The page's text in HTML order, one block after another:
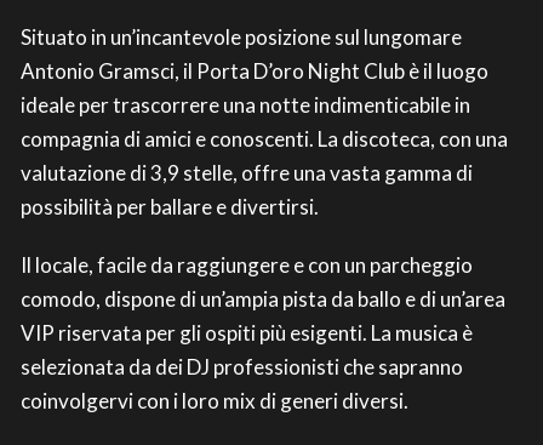
Situato in un’incantevole posizione sul lungomare
Antonio Gramsci, il Porta D’oro Night Club è il luogo
ideale per trascorrere una notte indimenticabile in
compagnia di amici e conoscenti. La discoteca, con una
valutazione di 3,9 stelle, offre una vasta gamma di
possibilità per ballare e divertirsi.
Il locale, facile da raggiungere e con un parcheggio
comodo, dispone di un’ampia pista da ballo e di un’area
VIP riservata per gli ospiti più esigenti. La musica è
selezionata da dei DJ professionisti che sapranno
coinvolgervi con i loro mix di generi diversi.